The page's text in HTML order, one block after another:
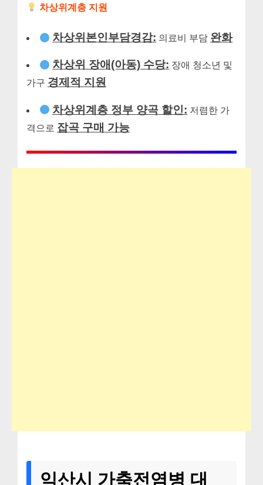
차상위계층 지원
차상위본인부담경감: 의료비 부담 완화
차상위 장애(아동) 수당: 장애 청소년 및
가구 경제적 지원
차상위계층 정부 양곡 할인: 저렴한 가
격으로 잡곡 구매 가능
익산시 가축전염병 대